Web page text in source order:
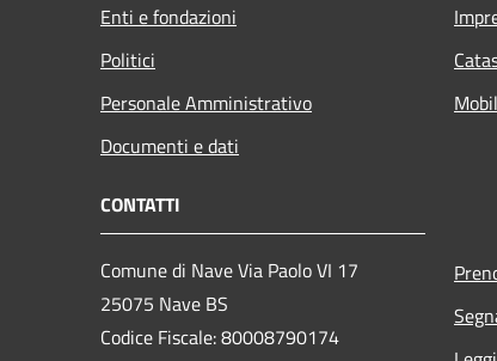
Enti e fondazioni
Politici
Personale Amministrativo
Documenti e dati
CONTATTI
Comune di Nave Via Paolo VI 17
25075 Nave BS
Codice Fiscale: 80008790174